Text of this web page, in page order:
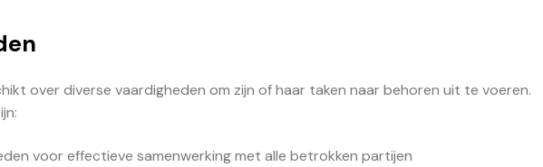
over diverse vaardigheden om zijn of haar taken naar behoren uit te voeren.
voor effectieve samenwerking met alle betrokken partijen